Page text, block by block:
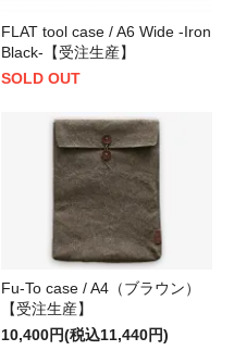
FLAT tool case / A6 Wide -Iron
Black-【受注生産】
SOLD OUT
Fu-To case / A4（ブラウン）
【受注生産】
10,400円(税込11,440円)